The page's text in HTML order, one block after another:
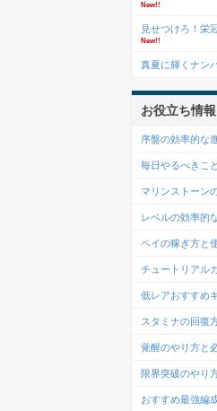
New!!
見せつけろ！栄
New!!
真夏に輝くナン
お役立ち情報
序盤の効率的な
毎日やるべきこと
マリンストーン
レベルの効率的
ペイの稼ぎ方と
チュートリアル
低レアおすすめ
スタミナの回復
覚醒のやり方と
限界突破のやり
おすすめ最強編